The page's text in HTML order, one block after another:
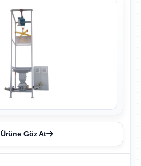
Ürüne Göz At